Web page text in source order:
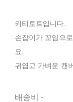
키티토트입니다.
손잡이가 꼬임으
요.
귀엽고 가벼운 캔
배송비-